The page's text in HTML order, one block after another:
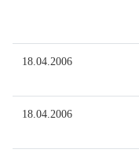
18.04.2006
18.04.2006